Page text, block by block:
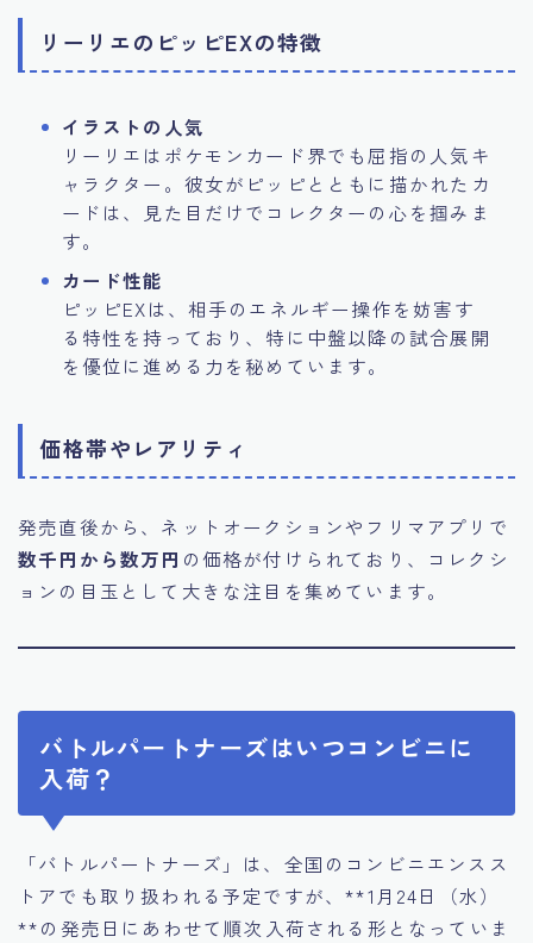
リーリエのピッピEXの特徴
イラストの人気
リーリエはポケモンカード界でも屈指の人気キ
ャラクター。彼女がピッピとともに描かれたカ
ードは、見た目だけでコレクターの心を掴みま
す。
カード性能
ピッピEXは、相手のエネルギー操作を妨害す
る特性を持っており、特に中盤以降の試合展開
を優位に進める力を秘めています。
価格帯やレアリティ
発売直後から、ネットオークションやフリマアプリで
数千円から数万円 の価格が付けられており、コレクシ
ョンの目玉として大きな注目を集めています。
バトルパートナーズはいつコンビニに
入荷？
「バトルパートナーズ」は、全国のコンビニエンスス
トアでも取り扱われる予定ですが、**1月24日（水）
**の発売日にあわせて順次入荷される形となっていま